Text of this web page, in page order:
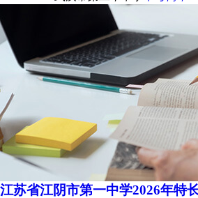
江苏省江阴市第一中学2026年特